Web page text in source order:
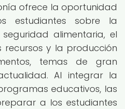
ofrece la oportunidad
estudiantes sobre la
alimentaria, el
recursos y la producción
temas de gran
Al integrar la
educativos, las
a los estudiantes